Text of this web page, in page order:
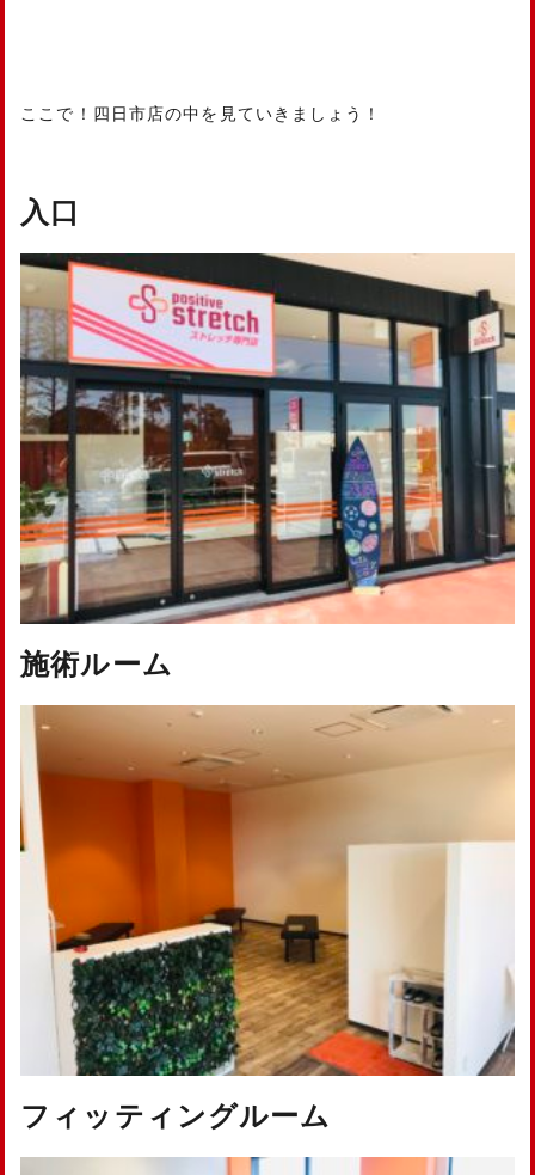
ここで！四日市店の中を見ていきましょう！
入口
施術ルーム
フィッティングルーム